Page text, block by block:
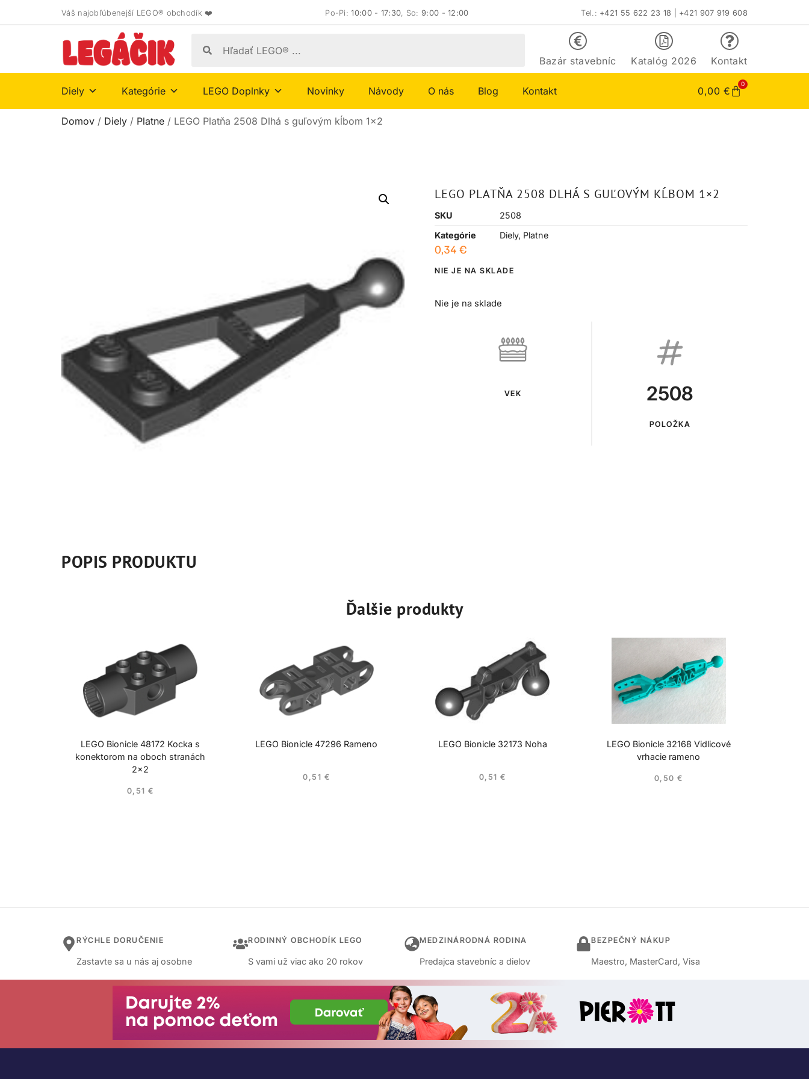
Váš najobľúbenejší LEGO® obchodík ❤️ Po-Pi:10:00 - 17:30, So:9:00 - 12:00 Tel.: +421 55 622 23 18 +421 907 919 608
Bazár stavebníc Katalóg 2026 Kontakt
Diely Kategórie LEGO Doplnky Novinky Návody O nás Blog Kontakt 0,00 €
0
Domov / Diely / Platne / LEGO Platňa 2508 Dlhá s guľovým kĺbom 1×2
LEGO PLATŇA 2508 DLHÁ S GUĽOVÝM KĹBOM 1×2
SKU
2508
Kategórie
Diely, Platne
0,34 €
NIE JE NA SKLADE
Nie je na sklade
VEK 2508
POLOŽKA
POPIS PRODUKTU
Ďalšie produkty
LEGO Bionicle 48172 Kocka s
konektorom na oboch stranách
2×2
0,51€
LEGO Bionicle 47296 Rameno
0,51 €
LEGO Bionicle 32173 Noha
0,51€
LEGO Bionicle 32168 Vidlicové
vrhacie rameno
0,50€
RÝCHLE DORUČENIE
Zastavte sa u nás aj osobne
RODINNÝ OBCHODÍK LEGO
S vami už viac ako 20 rokov
MEDZINÁRODNÁ RODINA
Predajca stavebníc a dielov
BEZPEČNÝ NÁKUP
Maestro, MasterCard, Visa